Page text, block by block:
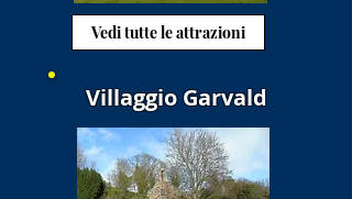
Vedi tutte le attrazioni
Villaggio Garvald